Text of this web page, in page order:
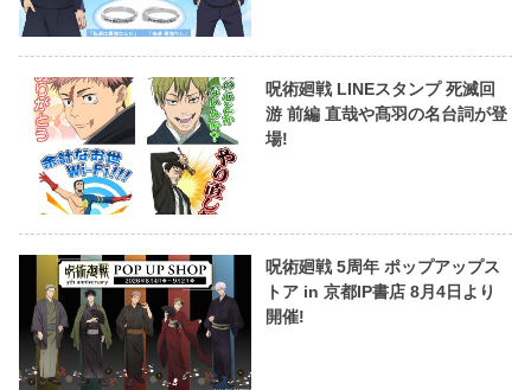
呪術廻戦 LINEスタンプ 死滅回
游 前編 直哉や髙羽の名台詞が登
場!
呪術廻戦 5周年 ポップアップス
トア in 京都IP書店 8月4日より
開催!